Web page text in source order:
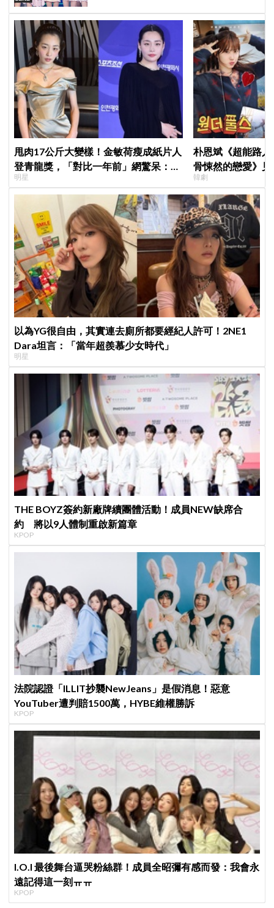
甩肉17公斤大變樣！金敏荷瘦成紙片人
登青龍獎，「對比一年前」網驚呆：以
為不同人
明星
朴恩斌《超能路
骨悚然的戀愛》
演技獲讚「信看演
韓劇
以為YG很自由，其實連去廁所都要經紀人許可！2NE1
Dara坦言：「當年超羨慕少女時代」
明星
THE BOYZ簽約新廠牌續團體活動！成員NEW缺席合
約 將以9人體制重啟新篇章
KPOP
法院認證「ILLIT抄襲NewJeans」是假消息！惡意
YouTuber遭判賠1500萬，HYBE維權勝訴
KPOP
I.O.I 最後舞台逼哭粉絲群！成員全昭彌有感而發：我會永
遠記得這一刻ㅠㅠ
KPOP